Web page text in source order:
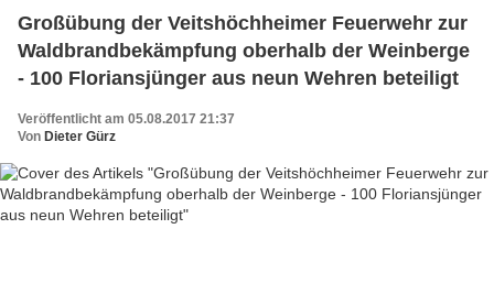
Großübung der Veitshöchheimer Feuerwehr zur
Waldbrandbekämpfung oberhalb der Weinberge
- 100 Floriansjünger aus neun Wehren beteiligt
Veröffentlicht am 05.08.2017 21:37
Von Dieter Gürz